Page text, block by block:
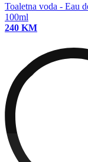
Toaletna voda - Eau
100ml
240 KM